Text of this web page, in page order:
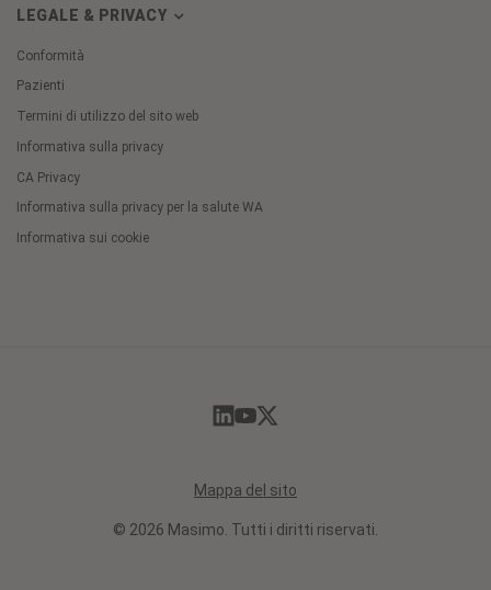
LEGALE & PRIVACY
Conformità
Pazienti
Termini di utilizzo del sito web
Informativa sulla privacy
CA Privacy
Informativa sulla privacy per la salute WA
Informativa sui cookie
Mappa del sito
© 2026 Masimo. Tutti i diritti riservati.